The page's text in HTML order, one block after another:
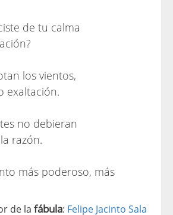
de tu calma
los vientos,
exaltación.
no debieran
razón.
más poderoso, más
de la fábula: Felipe Jacinto Sala